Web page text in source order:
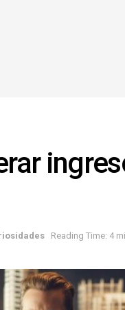
Reading Time: 4